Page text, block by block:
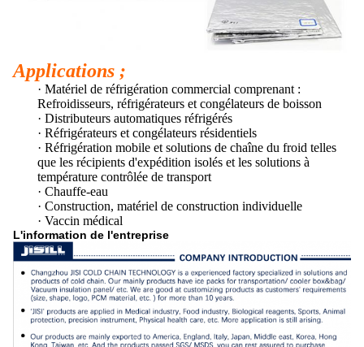
Applications ;
· Matériel de réfrigération commercial comprenant :
Refroidisseurs, réfrigérateurs et congélateurs de boisson
· Distributeurs automatiques réfrigérés
· Réfrigérateurs et congélateurs résidentiels
· Réfrigération mobile et solutions de chaîne du froid telles
que les récipients d'expédition isolés et les solutions à
température contrôlée de transport
· Chauffe-eau
· Construction, matériel de construction individuelle
· Vaccin médical
L'information de l'entreprise